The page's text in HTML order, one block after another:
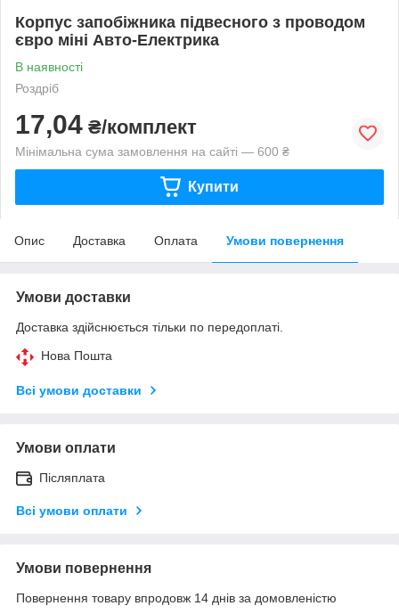
Корпус запобіжника підвесного з проводом
євро міні Авто-Електрика
В наявності
Роздріб
17,04 ₴/комплект
Мінімальна сума замовлення на сайті — 600 ₴
Купити
Опис Доставка Оплата Умови повернення
Умови доставки
Доставка здійснюється тільки по передоплаті.
Нова Пошта
Всі умови доставки
Умови оплати
Післяплата
Всі умови оплати
Умови повернення
Повернення товару впродовж 14 днів за домовленістю